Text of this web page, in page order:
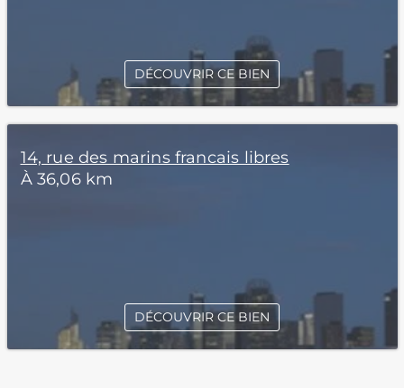
DÉCOUVRIR CE BIEN
14, rue des marins francais libres
À 36,06 km
DÉCOUVRIR CE BIEN